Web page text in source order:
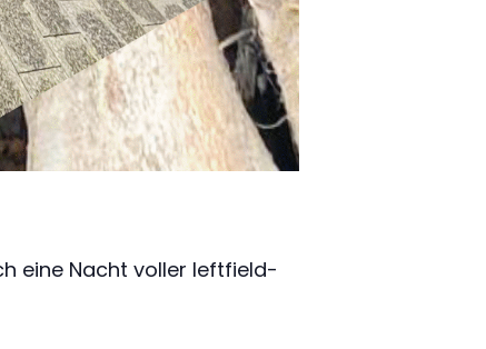
eine Nacht voller leftfield-